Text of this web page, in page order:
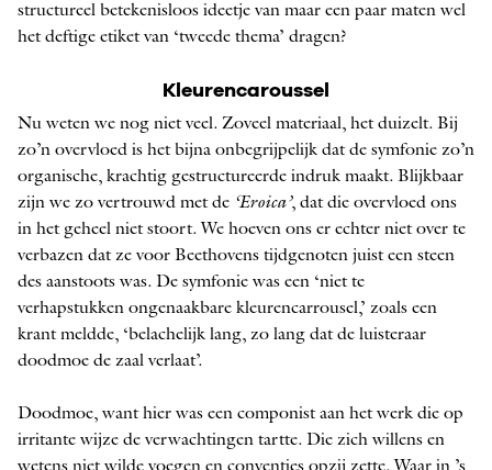
structureel betekenisloos ideetje van maar een paar maten wel
het deftige ­etiket van ‘tweede thema’ dragen?
Kleurencaroussel
Nu weten we nog niet veel. Zoveel materiaal, het duizelt. Bij
zo’n overvloed is het bijna onbegrijpelijk dat de symfonie zo’n
organische, krachtig gestructureerde indruk maakt. Blijkbaar
zijn we zo vertrouwd met de ‘Eroica’, dat die overvloed ons
in het geheel niet stoort. We hoeven ons er echter niet over te
verbazen dat ze voor Beethovens tijdgenoten juist een steen
des aanstoots was. De symfonie was een ‘niet te
verhapstukken ongenaakbare kleurencarrousel,’ zoals een
krant meldde, ‘belachelijk lang, zo lang dat de luisteraar
doodmoe de zaal verlaat’.
Doodmoe, want hier was een componist aan het werk die op
irritante wijze de verwachtingen tartte. Die zich willens en